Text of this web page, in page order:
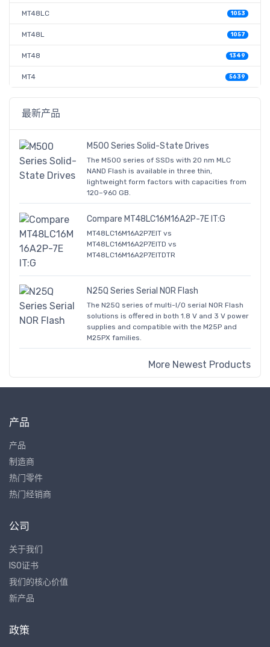
MT48LC 1053
MT48L 1057
MT48 1349
MT4 5639
最新产品
M500 Series Solid-State Drives
The M500 series of SSDs with 20 nm MLC
NAND Flash is available in three thin,
lightweight form factors with capacities from
120–960 GB.
Compare MT48LC16M16A2P-7E IT:G
MT48LC16M16A2P7EIT vs
MT48LC16M16A2P7EITD vs
MT48LC16M16A2P7EITDTR
N25Q Series Serial NOR Flash
The N25Q series of multi-I/O serial NOR Flash
solutions is offered in both 1.8 V and 3 V power
supplies and compatible with the M25P and
M25PX families.
More Newest Products
产品
产品
制造商
热门零件
热门经销商
公司
关于我们
ISO证书
我们的核心价值
新产品
政策